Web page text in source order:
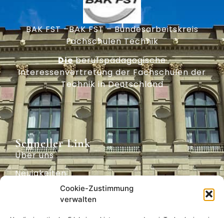
Cookie-Zustimmung
verwalten
BAK FST –BAK FST – Bundesarbeitskreis
Fachschulen Technik
Dieberufspädagogische
Interessenvertretung der Fachschulen der
Technik in Deutschland
Schneller Link
Über uns
Neuigkeiten